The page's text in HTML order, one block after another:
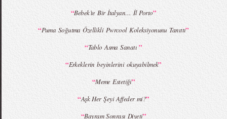
MBFWI - Giray Sepin 2015 Yaz Koleksiyonu MBFWI - Burçe Bekrek 2015 Yaz Koleksiyonu
“Bebek’te Bir İtalyan… İl Porto”
“Puma Soğutma Özellikli Pwrcool Koleksiyonunu Tanıttı”
“Tablo Asma Sanatı”
“Erkeklerin beyinlerini okuyabilmek”
“Meme Estetiği”
“Aşk Her Şeyi Affeder mi?”
“Bayram Sonrası Diyeti”